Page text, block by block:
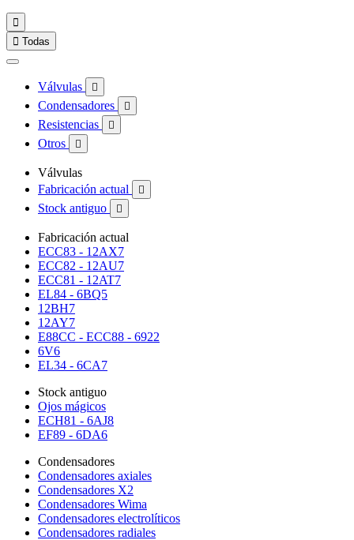

 Todas
Válvulas 
Condensadores 
Resistencias 
Otros 
Válvulas
Fabricación actual

Stock antiguo 
Fabricación actual
ECC83 - 12AX7
ECC82 - 12AU7
ECC81 - 12AT7
EL84 - 6BQ5
12BH7
12AY7
E88CC - ECC88 - 6922
6V6
EL34 - 6CA7
Stock antiguo
Ojos mágicos
ECH81 - 6AJ8
EF89 - 6DA6
Condensadores
Condensadores axiales
Condensadores X2
Condensadores Wima
Condensadores electrolíticos
Condensadores radiales